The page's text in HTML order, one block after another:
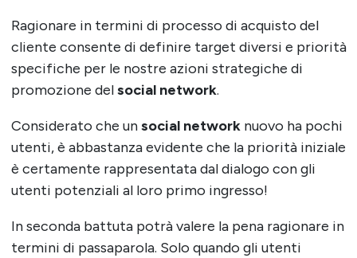
Ragionare in termini di processo di acquisto del
cliente consente di definire target diversi e priorità
specifiche per le nostre azioni strategiche di
promozione delsocial network.
Considerato che unsocial networknuovo ha pochi
utenti, è abbastanza evidente che la priorità iniziale
è certamente rappresentata dal dialogo con gli
utenti potenziali al loro primo ingresso!
In seconda battuta potrà valere la pena ragionare in
termini di passaparola. Solo quando gli utenti